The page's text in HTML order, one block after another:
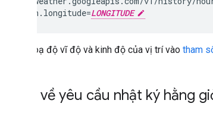
location.longitude=LONGITUDE
Thêm toạ độ vĩ độ và kinh độ của vị trí vào tham
Ví dụ về yêu cầu nhật ký hằng